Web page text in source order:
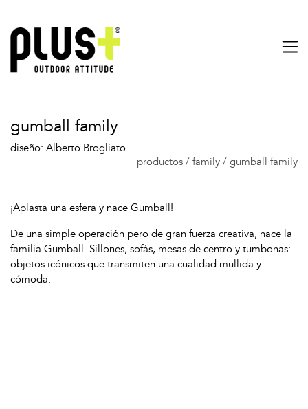
gumball family
diseño: Alberto Brogliato
productos / family / gumball family
¡Aplasta una esfera y nace Gumball!
De una simple operación pero de gran fuerza creativa, nace la
familia Gumball. Sillones, sofás, mesas de centro y tumbonas:
objetos icónicos que transmiten una cualidad mullida y
cómoda.